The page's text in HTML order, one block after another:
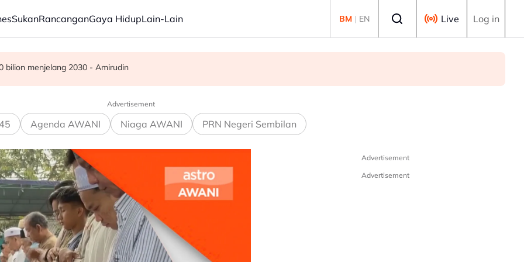
SukanRancanganGaya HidupLain-Lain BM | EN Live Log in
milik bekas kepimpinan tertinggi TH
bilion menjelang 2030 - Amirudin
dipercepat - PM Anwar
Advertisement
Agenda AWANI Niaga AWANI PRN Negeri Sembilan
Advertisement
Advertisement